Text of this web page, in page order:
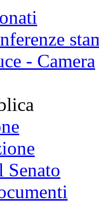
- Camera